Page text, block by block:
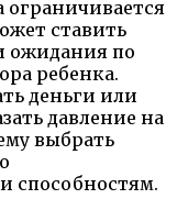
ограничивается
ставить
ожидания по
ребенка.
деньги или
давление на
выбрать
способностям.